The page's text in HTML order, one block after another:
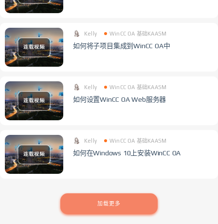
Kelly WinCC OA 基础KAASM
如何将子项目集成到WinCC OA中
Kelly WinCC OA 基础KAASM
如何设置WinCC OA Web服务器
Kelly WinCC OA 基础KAASM
如何在Windows 10上安装WinCC OA
加载更多